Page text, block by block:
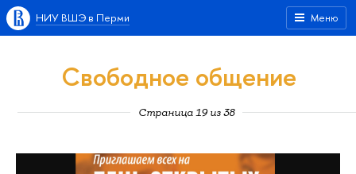
Меню
НИУ ВШЭ в Перми
Свободное общение
Страница 19 из 38